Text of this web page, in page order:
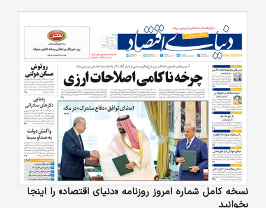
نسخه کامل شماره امروز روزنامه «دنیای‌ اقتصاد» را اینجا
بخوانید